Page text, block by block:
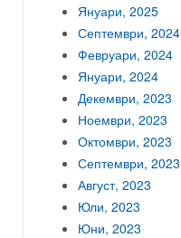
Януари, 2025
Септември, 2024
Февруари, 2024
Януари, 2024
Декември, 2023
Ноември, 2023
Октомври, 2023
Септември, 2023
Август, 2023
Юли, 2023
Юни, 2023